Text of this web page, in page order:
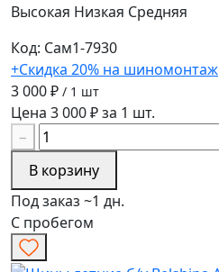
Высокая Низкая Средняя
Код: Сам1-7930
+Скидка 20% на шиномонтаж
3 000 ₽ / 1 шт
Цена 3 000 ₽ за 1 шт.
−
В корзину
Под заказ ~1 дн.
С пробегом